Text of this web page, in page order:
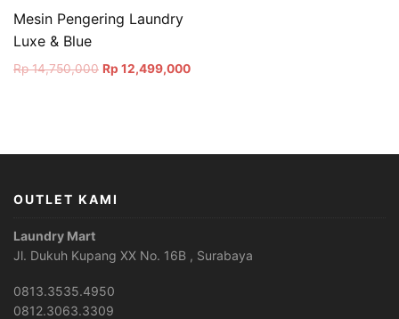
Mesin Pengering Laundry
Luxe & Blue
Rp14,750,000 Original
Rp 12,499,000Current
OUTLET KAMI
Laundry Mart
Jl. Dukuh Kupang XX No. 16B , Surabaya
0813.3535.4950
0812.3063.3309